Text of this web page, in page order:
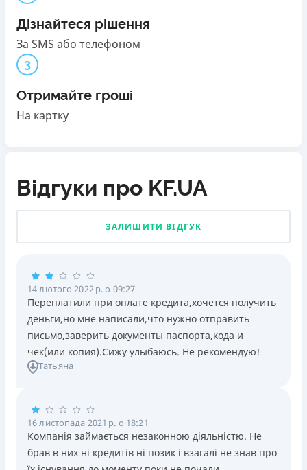
Дізнайтеся рішення
За SMS або телефоном
3
Отримайте гроші
На картку
Відгуки про KF.UA
ЗАЛИШИТИ ВІДГУК
14 лютого 2022 р. о 09:27
Переплатили при оплате кредита,хочется получить
деньги,но мне написали,что нужно отправить
письмо,заверить документы паспорта,кода и
чек(или копия).Сижу улыбаюсь. Не рекомендую!
Татьяна
16 листопада 2021 р. о 18:21
Компанія займається незаконною діяльністю. Не
брав в них ні кредитів ні позик і взагалі не знав про